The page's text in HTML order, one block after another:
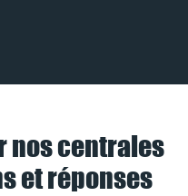
nos centrales
et réponses